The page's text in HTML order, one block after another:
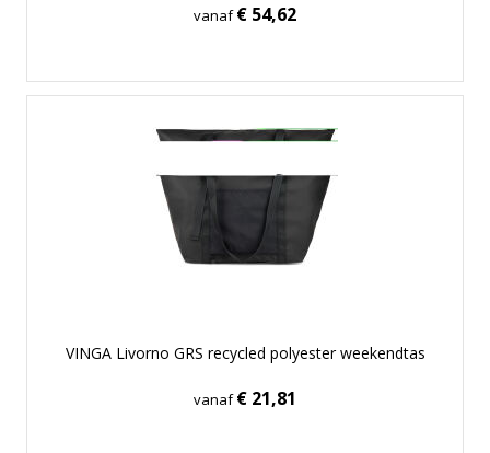
vanaf€ 54,62
VINGA Livorno GRS recycled polyester weekendtas
vanaf€ 21,81